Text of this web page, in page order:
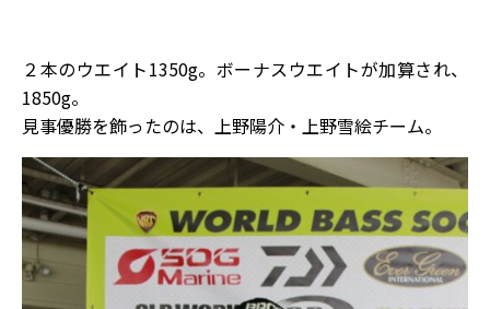
２本のウエイト1350g。ボーナスウエイトが加算され、
1850g。
見事優勝を飾ったのは、上野陽介・上野雪絵チーム。